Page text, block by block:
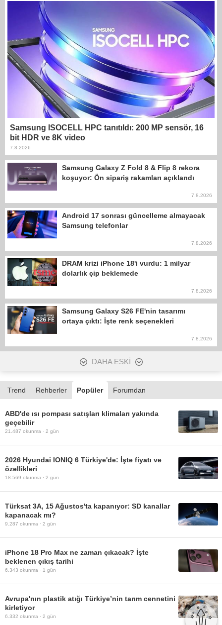
Samsung ISOCELL HPC tanıtıldı: 200 MP sensör, 16
bit HDR ve 8K video
7.8.2026
Samsung Galaxy Z Fold 8 & Flip 8 rekora
koşuyor: Ön sipariş rakamları açıklandı
7.8.2026
Android 17 sonrası güncelleme almayacak
Samsung telefonlar
7.8.2026
DRAM krizi iPhone 18'i vurdu: 1 milyar
dolarlık çip beklemede
7.8.2026
Samsung Galaxy S26 FE'nin tasarımı
ortaya çıktı: İşte renk seçenekleri
7.8.2026
DAHA ESKİ
Trend Rehberler Popüler Forumdan
ABD'de ısı pompası satışları klimaları yakında
geçebilir
21.487 okunma · 2 gün
2026 Hyundai IONIQ 6 Türkiye'de: İşte fiyatı ve
özellikleri
18.569 okunma · 2 gün
Türksat 3A, 15 Ağustos'ta kapanıyor: SD kanallar
kapanacak mı?
9.287 okunma · 2 gün
iPhone 18 Pro Max ne zaman çıkacak? İşte
beklenen çıkış tarihi
6.343 okunma · 1 gün
Avrupa'nın plastik atığı Türkiye’nin tarım cennetini
kirletiyor
6.332 okunma · 2 gün